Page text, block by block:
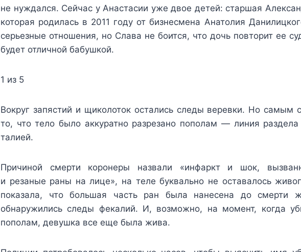
не нуждался. Сейчас у Анастасии уже двое детей: старшая
которая родилась в 2011 году от бизнесмена Анатолия
серьезные отношения, но Слава не боится, что дочь повторит ее
будет отличной бабушкой.
1 из 5
Вокруг запястий и щиколоток остались следы веревки. Но
то, что тело было аккуратно разрезано пополам — линия
талией.
Причиной смерти коронеры назвали «инфаркт и шок,
и резаные раны на лице», на теле буквально не оставалось
показала, что большая часть ран была нанесена до смерти
обнаружились следы фекалий. И, возможно, на момент, когда
пополам, девушка все еще была жива.